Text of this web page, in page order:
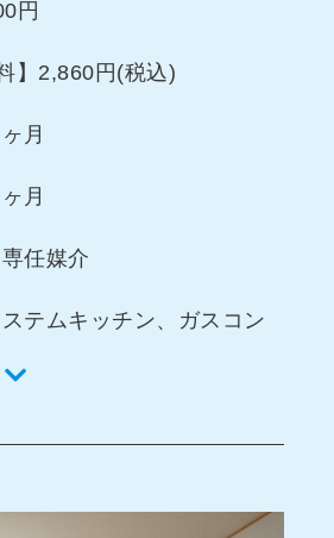
円
】2,860円(税込)
月
月
専任媒介
テムキッチン、ガスコン
明器具、温水洗浄暖房便
専用庭、CATV、ベラン